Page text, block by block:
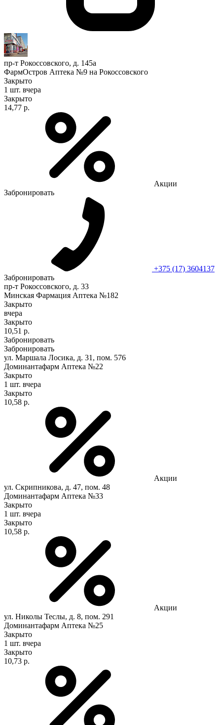
пр-т Рокоссовского, д. 145а
ФармОстров Аптека №9 на Рокоссовского
Закрыто
1 шт. вчера
Закрыто
14,77 р.
Акции
Забронировать
+375 (17) 3604137
Забронировать
пр-т Рокоссовского, д. 33
Минская Фармация Аптека №182
Закрыто
вчера
Закрыто
10,51 р.
Забронировать
Забронировать
ул. Маршала Лосика, д. 31, пом. 576
Доминантафарм Аптека №22
Закрыто
1 шт. вчера
Закрыто
10,58 р.
Акции
ул. Скрипникова, д. 47, пом. 48
Доминантафарм Аптека №33
Закрыто
1 шт. вчера
Закрыто
10,58 р.
Акции
ул. Николы Теслы, д. 8, пом. 291
Доминантафарм Аптека №25
Закрыто
1 шт. вчера
Закрыто
10,73 р.